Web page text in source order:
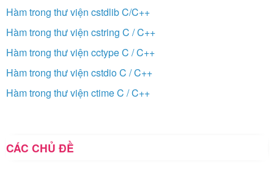
Hàm trong thư viện cstdlib C/C++
Hàm trong thư viện cstring C / C++
Hàm trong thư viện cctype C / C++
Hàm trong thư viện cstdio C / C++
Hàm trong thư viện ctime C / C++
CÁC CHỦ ĐỀ